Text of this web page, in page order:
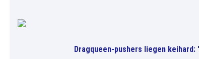
Dragqueen-pushers liegen